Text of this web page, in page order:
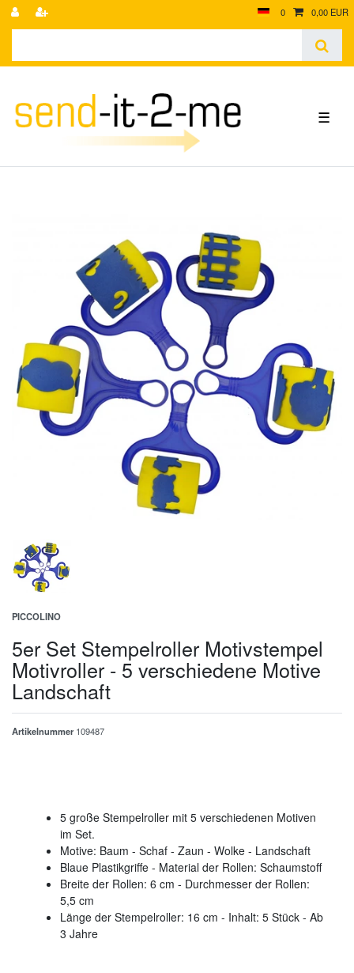
0 0,00 EUR
☰
PICCOLINO
5er Set Stempelroller Motivstempel
Motivroller - 5 verschiedene Motive
Landschaft
Artikelnummer 109487
5 große Stempelroller mit 5 verschiedenen Motiven
im Set.
Motive: Baum - Schaf - Zaun - Wolke - Landschaft
Blaue Plastikgriffe - Material der Rollen: Schaumstoff
Breite der Rollen: 6 cm - Durchmesser der Rollen:
5,5 cm
Länge der Stempelroller: 16 cm - Inhalt: 5 Stück - Ab
3 Jahre